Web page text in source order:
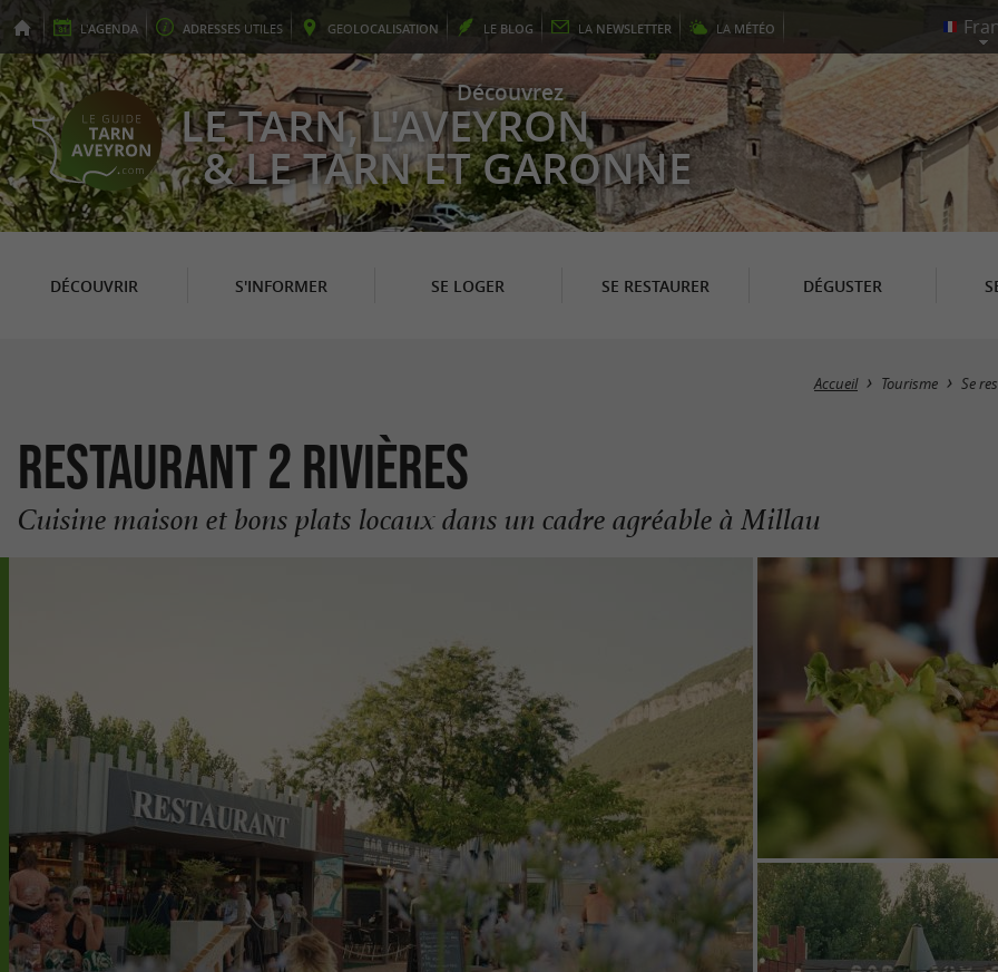
L'AGENDA ADRESSES UTILES GEOLOCALISATION LE BLOG LA NEWSLETTER LA MÉTÉO
Découvrez
LE TARN, L'AVEYRON
& LE TARN ET GARONNE
DÉCOUVRIR S'INFORMER SE LOGER SE RESTAURER DÉGUSTER
Accueil Tourisme Se
Restaurant 2 Rivières
Cuisine maison et bons plats locaux dans un cadre agréable à Millau